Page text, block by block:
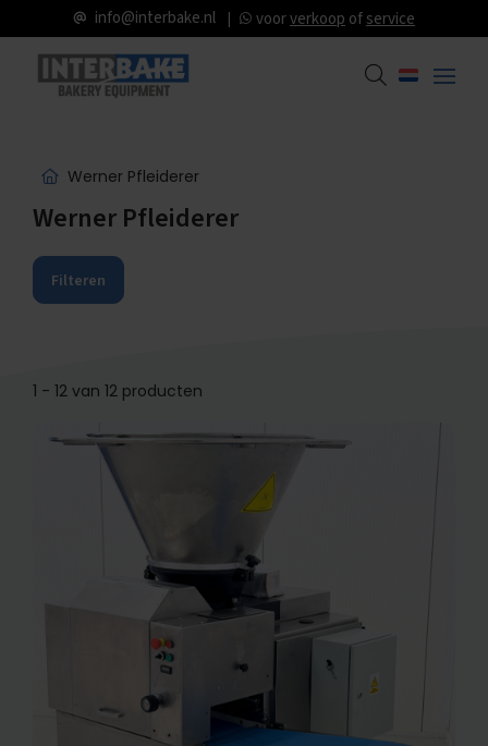
info@interbake.nl voorverkoop ofservice
Werner Pfleiderer
Werner Pfleiderer
Filteren
1 - 12 van 12 producten